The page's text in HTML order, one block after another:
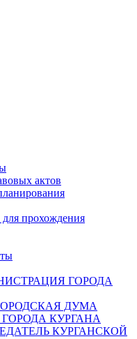
актов
прохождения
ГОРОДА
ДУМА
КУРГАНА
КУРГАНСКОЙ